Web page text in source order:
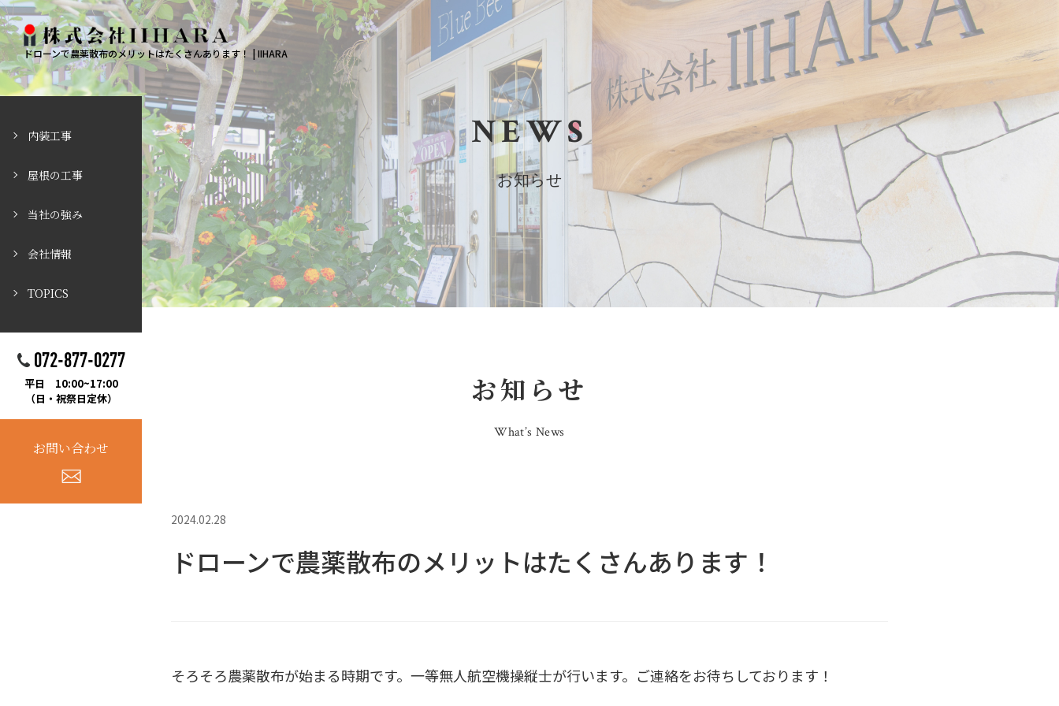
ドローンで農薬散布のメリットはたくさんあります！ | IIHARA
内装工事
屋根の工事
当社の強み
会社情報
TOPICS
072-877-0277
平日 10:00~17:00
（日・祝祭日定休）
お問い合わせ
NEWS
お知らせ
お知らせ
What’s News
2024.02.28
ドローンで農薬散布のメリットはたくさんあります！
そろそろ農薬散布が始まる時期です。一等無人航空機操縦士が行います。ご連絡をお待ちしております！